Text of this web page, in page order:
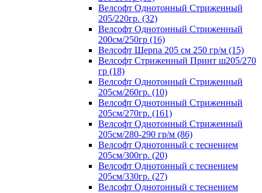
Велсофт Однотонный Стриженный
205/220гр. (32)
Велсофт Однотонный Стриженный
200см/250гр (16)
Велсофт Шерпа 205 см 250 гр/м (15)
Велсофт Стриженный Принт ш205/270
гр (18)
Велсофт Однотонный Стриженный
205см/260гр. (10)
Велсофт Однотонный Стриженный
205см/270гр. (161)
Велсофт Однотонный Стриженный
205см/280-290 гр/м (86)
Велсофт Однотонный с теснением
205см/300гр. (20)
Велсофт Однотонный с теснением
205см/330гр. (27)
Велсофт Однотонный с теснением